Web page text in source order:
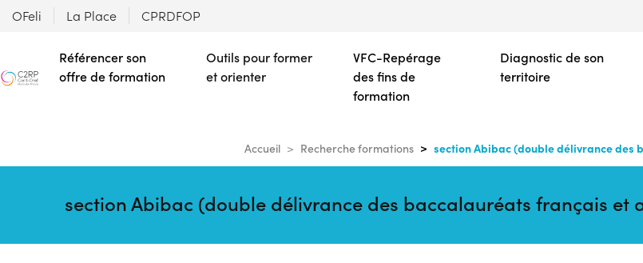
contenu
principal
OFeli La Place CPRDFOP
Référencer son
offre de formation
Outils pour former
et orienter
VFC-Repérage
des fins de
formation
Diagnostic de son
territoire
Accueil Recherche formations section Abibac (double délivrance
section Abibac (double délivrance des baccalauréats français et